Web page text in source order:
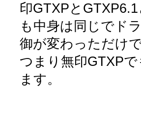
印GTXPと
も中身は同じでド
御が変わっただけで
つまり無印GTXP
ます。